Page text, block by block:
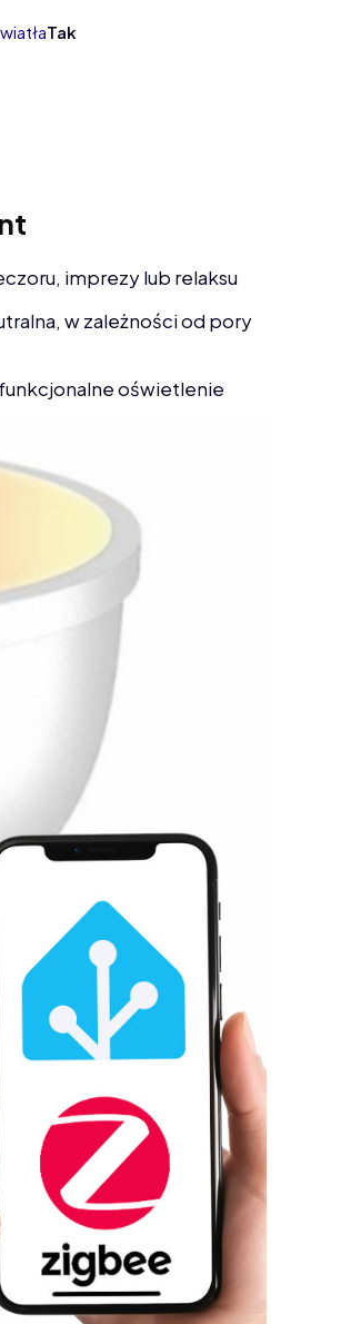
Tak
imprezy lub relaksu
w zależności od pory
oświetlenie